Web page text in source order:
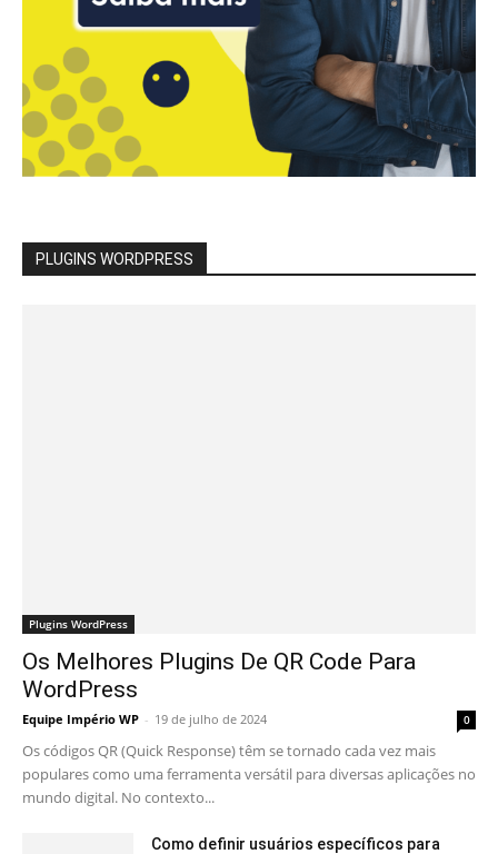
PLUGINS WORDPRESS
Plugins WordPress
Os Melhores Plugins De QR Code Para
WordPress
Equipe Império WP - 19 de julho de 2024 0
Os códigos QR (Quick Response) têm se tornado cada vez mais
populares como uma ferramenta versátil para diversas aplicações no
mundo digital. No contexto...
Como definir usuários específicos para